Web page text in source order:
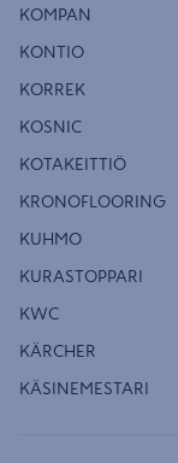
KOMPAN
KONTIO
KORREK
KOSNIC
KOTAKEITTIÖ
KRONOFLOORING
KUHMO
KURASTOPPARI
KWC
KÄRCHER
KÄSINEMESTARI